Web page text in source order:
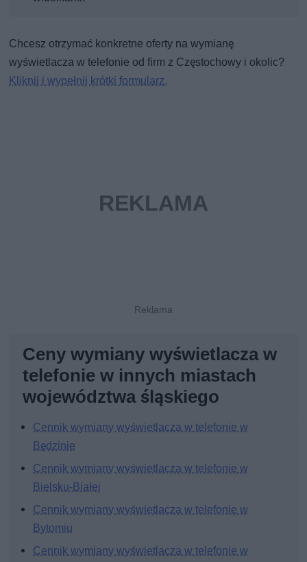
Chcesz otrzymać konkretne oferty na wymianę
wyświetlacza w telefonie od firm z Częstochowy i okolic?
Kliknij i wypełnij krótki formularz.
Ceny wymiany wyświetlacza w
telefonie w innych miastach
województwa śląskiego
Cennik wymiany wyświetlacza w telefonie w
Będzinie
Cennik wymiany wyświetlacza w telefonie w
Bielsku-Białej
Cennik wymiany wyświetlacza w telefonie w
Bytomiu
Cennik wymiany wyświetlacza w telefonie w